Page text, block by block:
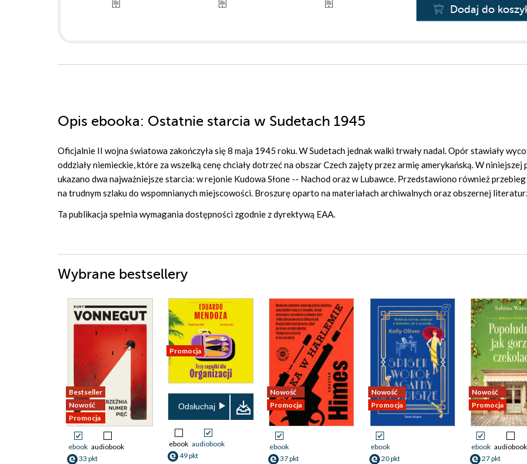
Dodaj do
Opis ebooka: Ostatnie starcia w Sudetach 1945
Oficjalnie II wojna światowa zakończyła się 8 maja 1945 roku. W Sudetach jednak walki trwały nadal. Opór stawiały
oddziały niemieckie, które za wszelką cenę chciały dotrzeć na obszar Czech zajęty przez armię amerykańską. W niniejszej
ukazano dwa najważniejsze starcia: w rejonie Kudowa Słone -- Nachod oraz w Lubawce. Przedstawiono również
na trudnym szlaku do wspomnianych miejscowości. Broszurę oparto na materiałach archiwalnych oraz obszernej
Ta publikacja spełnia wymagania dostępności zgodnie z dyrektywą EAA.
Wybrane bestsellery
Bestseller
Nowość
Promocja
ebook audiobook
33 pkt
Promocja
Odsłuchaj
ebook audiobook
49 pkt
Nowość
Promocja
ebook
37 pkt
Nowość
Promocja
ebook
20 pkt
Nowość
Promocja
ebook audiobook
27 pkt